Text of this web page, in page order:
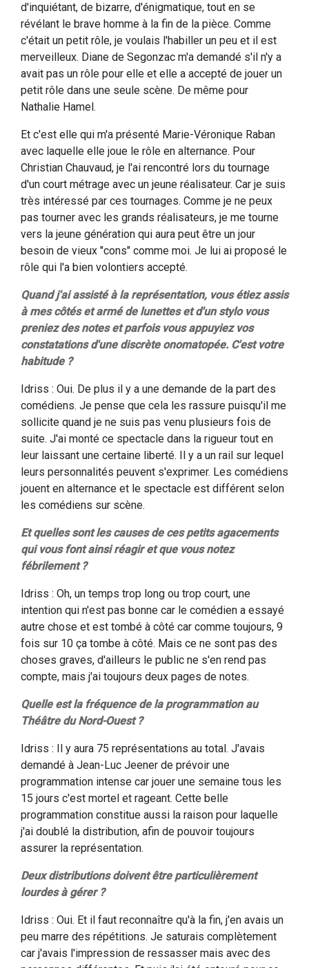
d'inquiétant, de bizarre, d'énigmatique, tout en se
révélant le brave homme à la fin de la pièce. Comme
c'était un petit rôle, je voulais l'habiller un peu et il est
merveilleux. Diane de Segonzac m'a demandé s'il n'y a
avait pas un rôle pour elle et elle a accepté de jouer un
petit rôle dans une seule scène. De même pour
Nathalie Hamel.
Et c'est elle qui m'a présenté Marie-Véronique Raban
avec laquelle elle joue le rôle en alternance. Pour
Christian Chauvaud, je l'ai rencontré lors du tournage
d'un court métrage avec un jeune réalisateur. Car je suis
très intéressé par ces tournages. Comme je ne peux
pas tourner avec les grands réalisateurs, je me tourne
vers la jeune génération qui aura peut être un jour
besoin de vieux "cons" comme moi. Je lui ai proposé le
rôle qui l'a bien volontiers accepté.
Quand j'ai assisté à la représentation, vous étiez assis
à mes côtés et armé de lunettes et d'un stylo vous
preniez des notes et parfois vous appuyiez vos
constatations d'une discrète onomatopée. C'est votre
habitude ?
Idriss : Oui. De plus il y a une demande de la part des
comédiens. Je pense que cela les rassure puisqu'il me
sollicite quand je ne suis pas venu plusieurs fois de
suite. J'ai monté ce spectacle dans la rigueur tout en
leur laissant une certaine liberté. Il y a un rail sur lequel
leurs personnalités peuvent s'exprimer. Les comédiens
jouent en alternance et le spectacle est différent selon
les comédiens sur scène.
Et quelles sont les causes de ces petits agacements
qui vous font ainsi réagir et que vous notez
fébrilement ?
Idriss : Oh, un temps trop long ou trop court, une
intention qui n'est pas bonne car le comédien a essayé
autre chose et est tombé à côté car comme toujours, 9
fois sur 10 ça tombe à côté. Mais ce ne sont pas des
choses graves, d'ailleurs le public ne s'en rend pas
compte, mais j'ai toujours deux pages de notes.
Quelle est la fréquence de la programmation au
Théâtre du Nord-Ouest ?
Idriss : Il y aura 75 représentations au total. J'avais
demandé à Jean-Luc Jeener de prévoir une
programmation intense car jouer une semaine tous les
15 jours c'est mortel et rageant. Cette belle
programmation constitue aussi la raison pour laquelle
j'ai doublé la distribution, afin de pouvoir toujours
assurer la représentation.
Deux distributions doivent être particulièrement
lourdes à gérer ?
Idriss : Oui. Et il faut reconnaître qu'à la fin, j'en avais un
peu marre des répétitions. Je saturais complètement
car j'avais l'impression de ressasser mais avec des